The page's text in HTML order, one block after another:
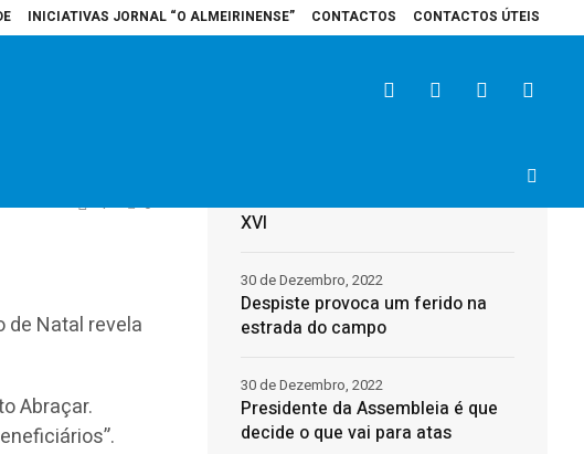
INICIATIVAS JORNAL “O ALMEIRINENSE” CONTACTOS CONTACTOS ÚTEIS
atas Hospital de Santarém recebe veículo elétrico para reforçar cuidados na área
4 0
de Natal revela
Abraçar.
XVI
Despiste provoca um ferido na
estrada do campo
30 de Dezembro, 2022
Presidente da Assembleia é que
decide o que vai para atas
30 de Dezembro, 2022